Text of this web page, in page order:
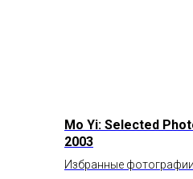
Mo Yi: Selected
2003
Избранные